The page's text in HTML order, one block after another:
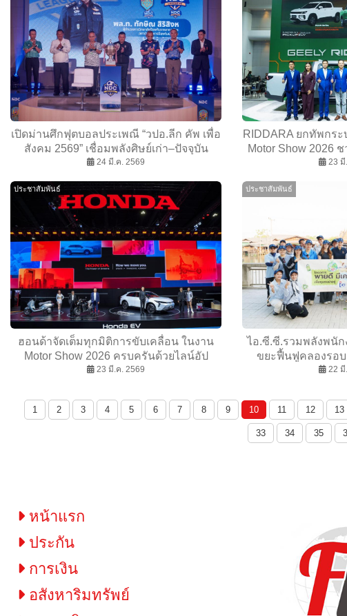
เปิดม่านศึกฟุตบอลประเพณี “วปอ.ลีก คัพ เพื่อ
สังคม 2569” เชื่อมพลังศิษย์เก่า–ปัจจุบัน
สร้างโอกาสเยาวชน ประเดิมฟาดแข้ง 29
24 มี.ค. 2569
RIDDARA ยกทัพกร
Motor Show 2026
การขับขี่ที่เหนือระ
23 มี
ประชาสัมพันธ์
ฮอนด้าจัดเต็มทุกมิติการขับเคลื่อน ในงาน
Motor Show 2026 ครบครันด้วยไลน์อัป
ผลิตภัณฑ์และเทคโนโลยี ที่ครอบคลุมความ
ตรึงราคา จองภายใน 6 เม.ย. 2569 ที่งานและ
โชว์รูมทั่วประเทศ
23 มี.ค. 2569
ประชาสัมพันธ์
ไอ.ซี.ซี.รวมพลังพนัก
ขยะฟื้นฟูคลองรอ
กระจกสู่สัง
22 มี
1 2 3 4 5 6 7 8 9 10 11 12 13
33 34 35
หน้าแรก
ประกัน
การเงิน
อสังหาริมทรัพย์